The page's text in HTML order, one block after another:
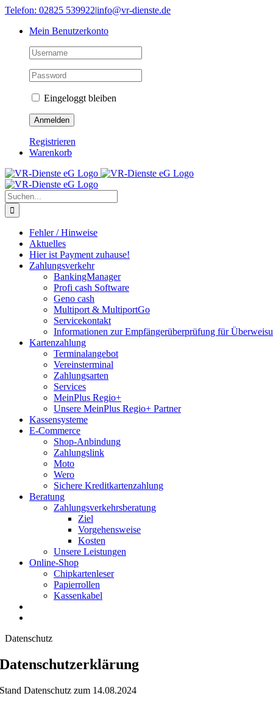
Skip
content
Telefon: 02825 539922|info@vr-dienste.de
Mein Benutzerkonto
Eingeloggt bleiben
Registrieren
Warenkorb
Suche
nach:
Fehler / Hinweise
Aktuelles
Hier ist Payment zuhause!
Zahlungsverkehr
BankingManager
Profi cash Software
Geno cash
Multiport & MultiportGo
Servicekontakt
Informationen zur Empfängerüberprüfung für
Kartenzahlung
Terminalangebot
Vereinsterminal
Zahlungsarten
Services
MeinPlus Regio+
Unsere MeinPlus Regio+ Partner
Kassensysteme
E-Commerce
Shop-Anbindung
Zahlungslink
Moto
Wero
Sichere Kreditkartenzahlung
Beratung
Zahlungsverkehrsberatung
Ziel
Vorgehensweise
Kosten
Unsere Leistungen
Online-Shop
Chipkartenleser
Papierrollen
Kassenkabel
Datenschutz
Datenschutz­erklärung
Stand Datenschutz zum 14.08.2024